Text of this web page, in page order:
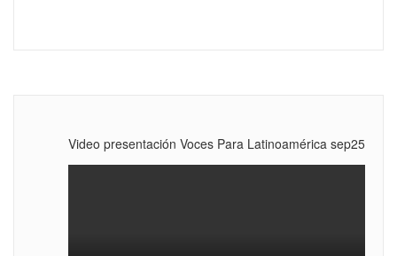
Video presentación Voces Para Latinoamérica sep25